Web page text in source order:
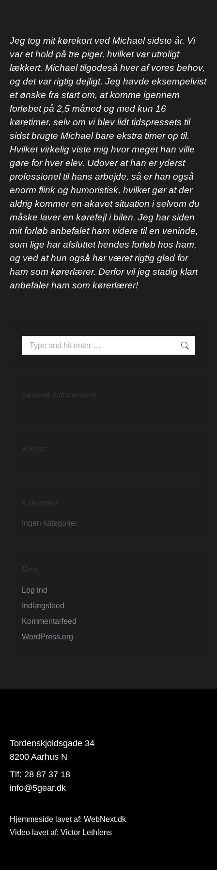
Jeg tog mit kørekort ved Michael sidste år. Vi
var et hold på tre piger, hvilket var utroligt
lækkert. Michael tilgodeså hver af vores behov,
og det var rigtig dejligt. Jeg havde eksempelvist
et ønske fra start om, at komme igennem
forløbet på 2,5 måned og med kun 16
køretimer, selv om vi blev lidt tidspressets til
sidst brugte Michael bare ekstra timer op til.
Hvilket virkelig viste mig hvor meget han ville
gøre for hver elev. Udover at han er yderst
professionel til hans arbejde, så er han også
enorm flink og humoristisk, hvilket gør at der
aldrig kommer en akavet situation i selvom du
måske laver en kørefejl i bilen. Jeg har siden
mit forløb anbefalet ham videre til en veninde,
som lige har afsluttet hendes forløb hos ham,
og ved at hun også har været rigtig glad for
ham som kørerlærer. Derfor vil jeg stadig klart
anbefaler ham som kørerlærer!
Search:
Ingen kategorier
Log ind
Indlægsfeed
Kommentarfeed
WordPress.org
Tordenskjoldsgade 34
8200 Aarhus N
Tlf: 28 87 37 18
info@5gear.dk
Hjemmeside lavet af: WebNext.dk
Video lavet af: Victor Lethlens